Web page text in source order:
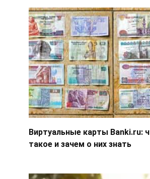
Виртуальные карты Banki.ru:
такое и зачем о них знать